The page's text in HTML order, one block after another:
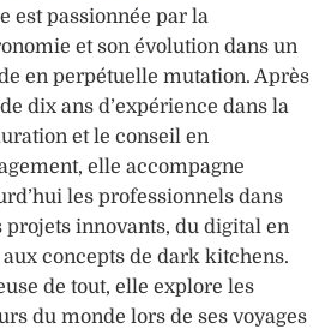
est passionnée par la
et son évolution dans un
en perpétuelle mutation. Après
dix ans d’expérience dans la
et le conseil en
elle accompagne
les professionnels dans
projets innovants, du digital en
concepts de dark kitchens.
de tout, elle explore les
du monde lors de ses voyages